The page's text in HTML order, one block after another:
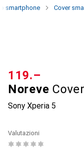
smartphone Cover
Noreve
Sony Xperia 5
CHF
119.–
Valutazioni